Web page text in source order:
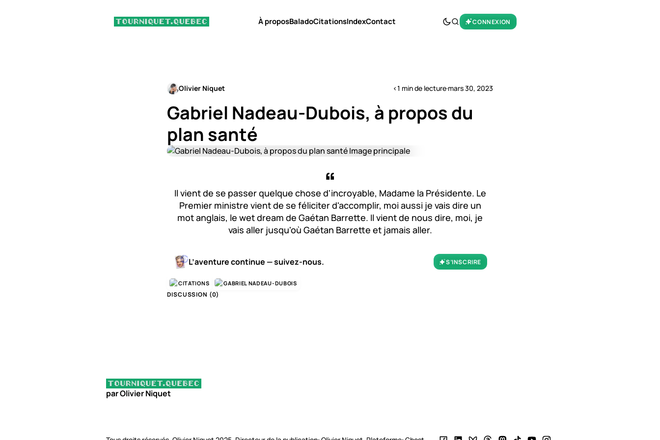
À proposBaladoCitationsIndexContact CONNEXION
Olivier Niquet <1 min de lecture·mars 30, 2023
Gabriel Nadeau-Dubois, à propos du
plan santé
Il vient de se passer quelque chose d'incroyable, Madame la Présidente. Le
Premier ministre vient de se féliciter d'accomplir, moi aussi je vais dire un
mot anglais, le wet dream de Gaétan Barrette. Il vient de nous dire, moi, je
vais aller jusqu'où Gaétan Barrette et jamais aller.
L’aventure continue — suivez-nous. S’INSCRIRE
CITATIONS GABRIEL NADEAU-DUBOIS
DISCUSSION (0)
par Olivier Niquet